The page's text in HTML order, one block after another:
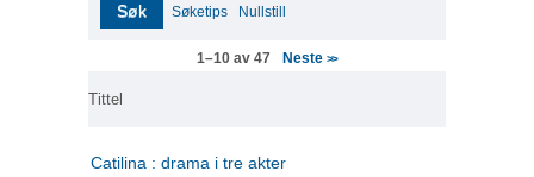
Søk Søketips Nullstill
1–10 av 47 Neste>>
Tittel
Catilina : drama i tre akter